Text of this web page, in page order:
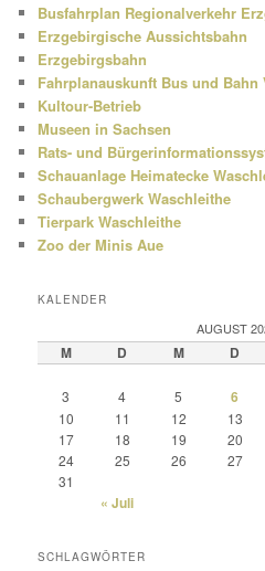
Busfahrplan Regionalverkehr
Erzgebirgische Aussichtsbahn
Erzgebirgsbahn
Fahrplanauskunft Bus und
Kultour-Betrieb
Museen in Sachsen
Rats- und
Schauanlage Heimatecke
Schaubergwerk Waschleithe
Tierpark Waschleithe
Zoo der Minis Aue
KALENDER
AUGUST
M D M D
3
4 5 6
10
11 12 13
17
18 19 20
24
25 26 27
31
« Juli
SCHLAGWÖRTER